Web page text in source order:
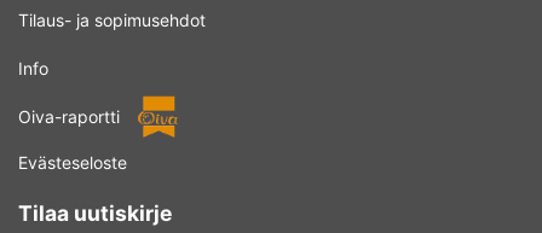
Tilaus- ja sopimusehdot
Info
Oiva-raportti
Evästeseloste
Tilaa uutiskirje